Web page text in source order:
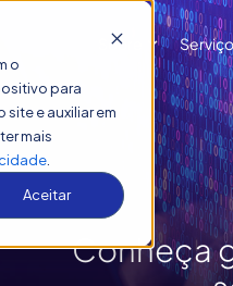
o
para
e auxiliar em
mais
Aceitar
Sobre
Show
Conheça